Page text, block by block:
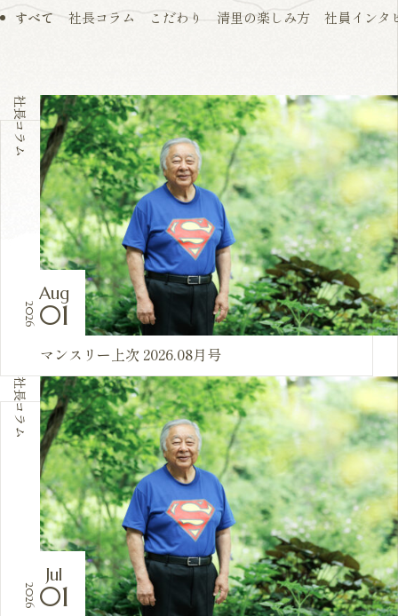
すべて 社長コラム こだわり 清里の楽しみ方 社員インタ
社長コラム
2026
Aug
01
マンスリー上次 2026.08月号
社長コラム
2026
Jul
01